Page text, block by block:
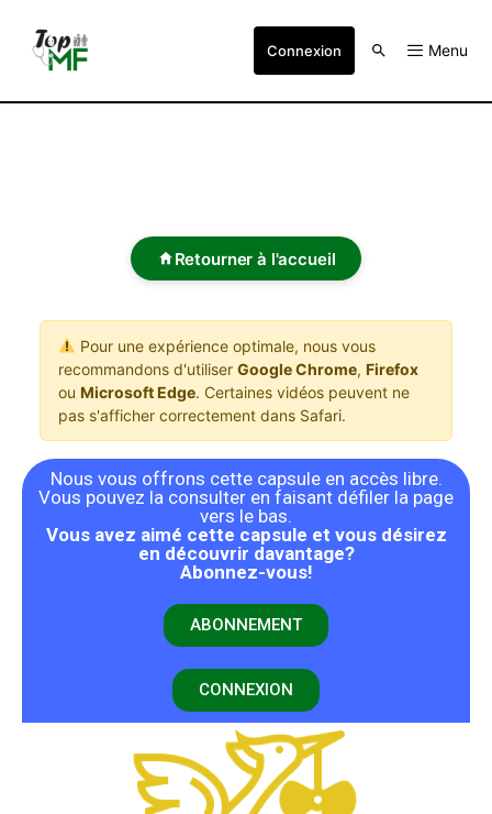
Connexion Menu
Retourner à l'accueil
Pour une expérience optimale, nous vous
recommandons d'utiliser Google Chrome, Firefox
ou Microsoft Edge. Certaines vidéos peuvent ne
pas s'afficher correctement dans Safari.
Nous vous offrons cette capsule en accès libre.
Vous pouvez la consulter en faisant défiler la page
vers le bas.
Vous avez aimé cette capsule et vous désirez
en découvrir davantage?
Abonnez-vous!
ABONNEMENT
CONNEXION